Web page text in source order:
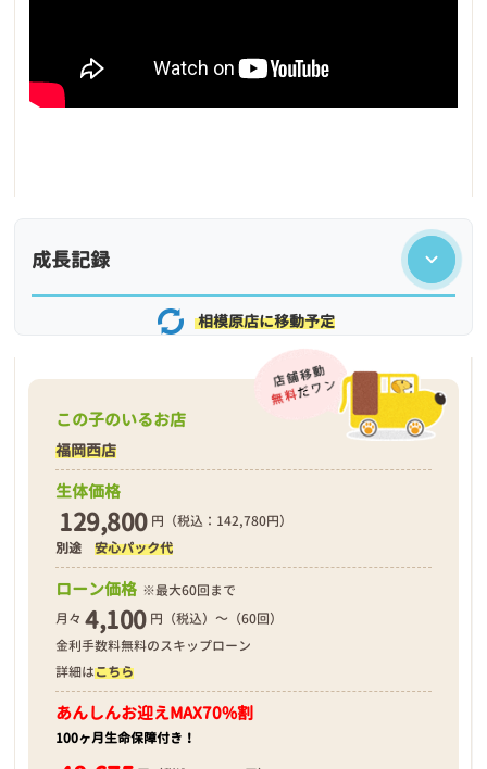
成長記録
2026年04月18日
❮ ❯
相模原店に移動予定
この子のいるお店
福岡西店
生体価格
129,800 円（税込：142,780円）
別途安心パック代
ローン価格 ※最大60回まで
月々 4,100 円（税込）～（60回）
金利手数料無料のスキップローン
詳細はこちら
あんしんお迎えMAX70%割
100ヶ月生命保障付き！